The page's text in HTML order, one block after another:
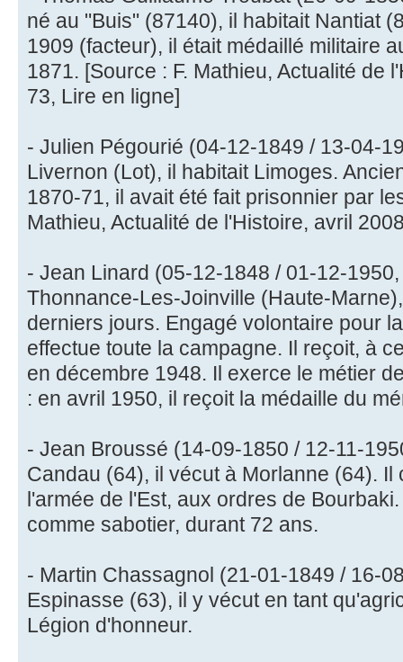
né au "Buis" (87140), il habitait Nantiat
1909 (facteur), il était médaillé militaire
1871. [Source : F. Mathieu, Actualité de
73, Lire en ligne]
- Julien Pégourié (04-12-1849 / 13-04-
Livernon (Lot), il habitait Limoges.
1870-71, il avait été fait prisonnier par
Mathieu, Actualité de l'Histoire, avril
- Jean Linard (05-12-1848 / 01-12-
Thonnance-Les-Joinville (Haute-
derniers jours. Engagé volontaire pour
effectue toute la campagne. Il reçoit, à
en décembre 1948. Il exerce le métier
: en avril 1950, il reçoit la médaille du
- Jean Broussé (14-09-1850 / 12-11-
Candau (64), il vécut à Morlanne (64). Il
l'armée de l'Est, aux ordres de
comme sabotier, durant 72 ans.
- Martin Chassagnol (21-01-1849 / 16-
Espinasse (63), il y vécut en tant
Légion d'honneur.